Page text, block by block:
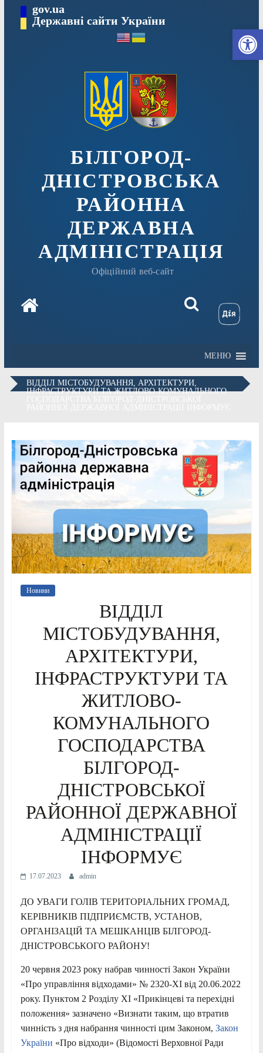
вмісту
gov.ua
Державні сайти України
БІЛГОРОД-
ДНІСТРОВСЬКА
РАЙОННА
ДЕРЖАВНА
АДМІНІСТРАЦІЯ
Офіційний веб-сайт
МЕНЮ
ВІДДІЛ МІСТОБУДУВАННЯ, АРХІТЕКТУРИ,
ІНФРАСТРУКТУРИ ТА ЖИТЛОВО-КОМУНАЛЬНОГО
Новини
ВІДДІЛ
МІСТОБУДУВАННЯ,
АРХІТЕКТУРИ,
ІНФРАСТРУКТУРИ ТА
ЖИТЛОВО-
КОМУНАЛЬНОГО
ГОСПОДАРСТВА
БІЛГОРОД-
ДНІСТРОВСЬКОЇ
РАЙОННОЇ ДЕРЖАВНОЇ
АДМІНІСТРАЦІЇ
ІНФОРМУЄ
17.07.2023 admin
ДО УВАГИ ГОЛІВ ТЕРИТОРІАЛЬНИХ ГРОМАД,
КЕРІВНИКІВ ПІДПРИЄМСТВ, УСТАНОВ,
ОРГАНІЗАЦІЙ ТА МЕШКАНЦІВ БІЛГОРОД-
ДНІСТРОВСЬКОГО РАЙОНУ!
20 червня 2023 року набрав чинності Закон України
«Про управління відходами» № 2320-ХІ від 20.06.2022
року. Пунктом 2 Розділу ХІ «Прикінцеві та перехідні
положення» зазначено «Визнати таким, що втратив
чинність з дня набрання чинності цим Законом, Закон
України «Про відходи» (Відомості Верховної Ради